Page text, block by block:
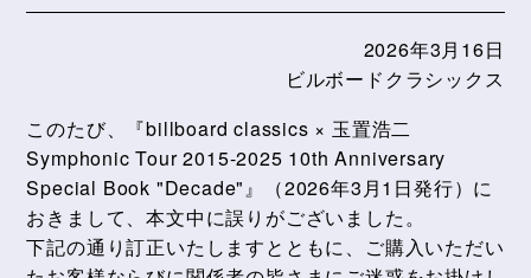
2026年3月16日
ビルボードクラシックス
このたび、『billboard classics × 玉置浩二
Symphonic Tour 2015-2025 10th Anniversary
Special Book "Decade"』（2026年3月1日発行）に
おきまして、本文中に誤りがございました。
下記の通り訂正いたしますとともに、ご購入いただい